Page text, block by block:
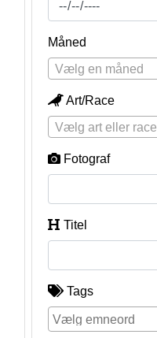
Måned
Vælg en måned
Art/Race
Vælg art eller race
Fotograf
Titel
Tags